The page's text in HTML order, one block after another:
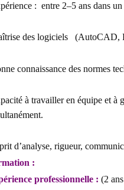
-Expérience : entre 2–5 ans
-Maîtrise des logiciels
-Bonne connaissance des
-Capacité à travailler en
simultanément.
-Esprit d’analyse, rigueur,
Formation :
Expérience professionnelle :